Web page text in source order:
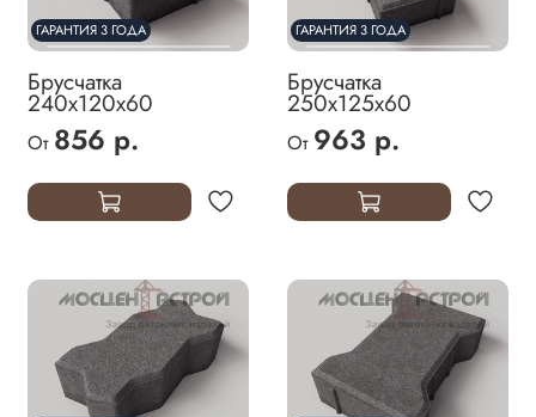
ГАРАНТИЯ 3 ГОДА
Брусчатка
240х120х60
От 856 р.
ГАРАНТИЯ 3 ГОДА
Брусчатка
250х125х60
От 963 р.